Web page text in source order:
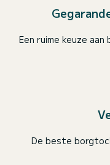
Een ruime keuze
De beste